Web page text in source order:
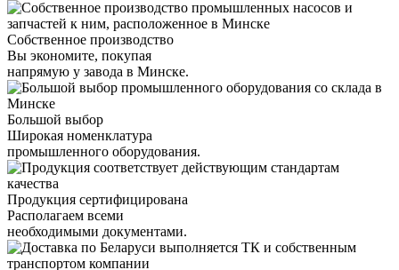
Собственное производство
Вы экономите, покупая
напрямую у завода в Минске.
Большой выбор
Широкая номенклатура
промышленного оборудования.
Продукция сертифицирована
Располагаем всеми
необходимыми документами.